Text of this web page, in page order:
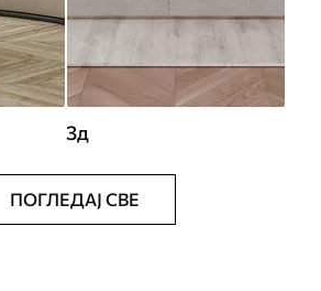
3д
ПОГЛЕДАЈ СВЕ